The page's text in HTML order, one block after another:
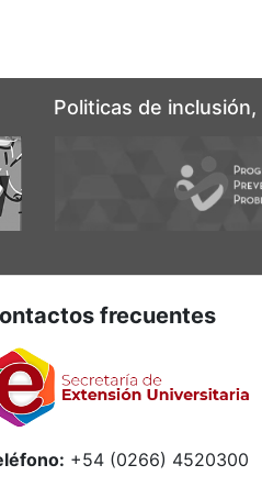
Politicas de
frecuentes
+54 (0266) 4520300